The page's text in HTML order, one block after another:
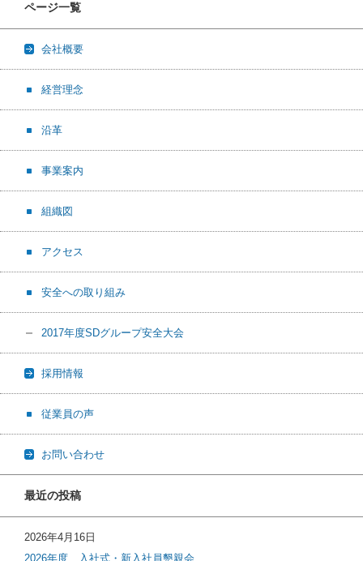
ページ一覧
会社概要
経営理念
沿革
事業案内
組織図
アクセス
安全への取り組み
2017年度SDグループ安全大会
採用情報
従業員の声
お問い合わせ
最近の投稿
2026年4月16日
2026年度 入社式・新入社員懇親会